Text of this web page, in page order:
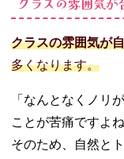
クラスの雰囲気が
多くなります。
「なんとなくノリ
ことが苦痛ですよね
そのため、自然と